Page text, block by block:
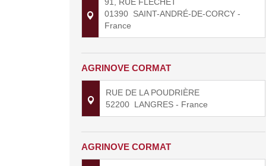
01390 SAINT-ANDRÉ-DE-CORCY -
France
AGRINOVE CORMAT
RUE DE LA POUDRIÈRE
52200 LANGRES - France
AGRINOVE CORMAT